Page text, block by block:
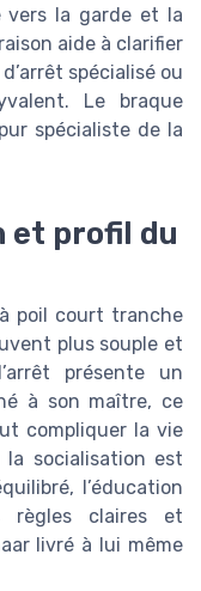
vers la garde et la
aide à clarifier
spécialisé ou
Le braque
spécialiste de la
et profil du
poil court tranche
plus souple et
présente un
à son maître, ce
compliquer la vie
socialisation est
l’éducation
règles claires et
livré à lui même